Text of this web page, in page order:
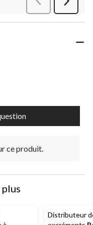
produit.
ce produit.
Distributeur